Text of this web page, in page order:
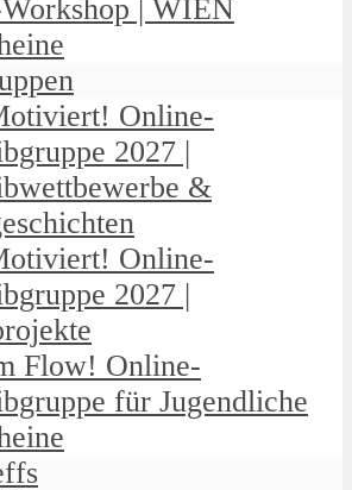
| WIEN
Online-
2027 |
&
Online-
2027 |
Flow! Online-
für Jugendliche